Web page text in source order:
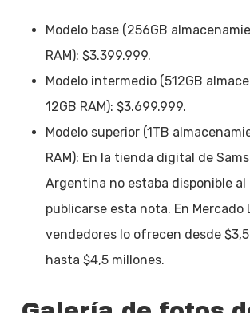
Modelo base (256GB
RAM): $3.399.999.
Modelo intermedio (512GB
12GB RAM): $3.699.999.
Modelo superior (1TB
RAM): En la tienda digital de
Argentina no estaba disponible
publicarse esta nota. En Mercado
vendedores lo ofrecen desde
hasta $4,5 millones.